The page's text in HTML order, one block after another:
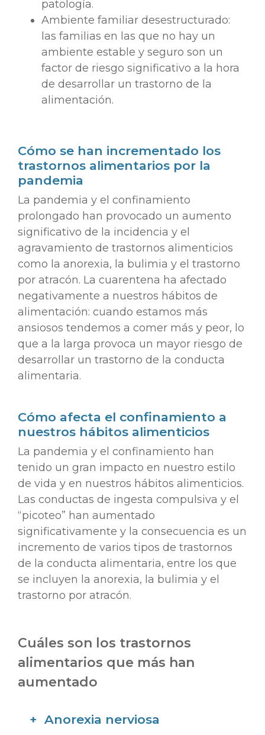
patología.
Ambiente familiar desestructurado:
las familias en las que no hay un
ambiente estable y seguro son un
factor de riesgo significativo a la hora
de desarrollar un trastorno de la
alimentación.
Cómo se han incrementado los
trastornos alimentarios por la
pandemia
La pandemia y el confinamiento
prolongado han provocado un aumento
significativo de la incidencia y el
agravamiento de trastornos alimenticios
como la anorexia, la bulimia y el trastorno
por atracón. La cuarentena ha afectado
negativamente a nuestros hábitos de
alimentación: cuando estamos más
ansiosos tendemos a comer más y peor, lo
que a la larga provoca un mayor riesgo de
desarrollar un trastorno de la conducta
alimentaria.
Cómo afecta el confinamiento a
nuestros hábitos alimenticios
La pandemia y el confinamiento han
tenido un gran impacto en nuestro estilo
de vida y en nuestros hábitos alimenticios.
Las conductas de ingesta compulsiva y el
“picoteo” han aumentado
significativamente y la consecuencia es un
incremento de varios tipos de trastornos
de la conducta alimentaria, entre los que
se incluyen la anorexia, la bulimia y el
trastorno por atracón.
Cuáles son los trastornos
alimentarios que más han
aumentado
Anorexia nerviosa